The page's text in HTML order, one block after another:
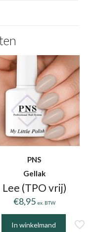
PNS
Gellak
Lee (TPO vrij)
€8,95 ex. BTW
In winkelmand